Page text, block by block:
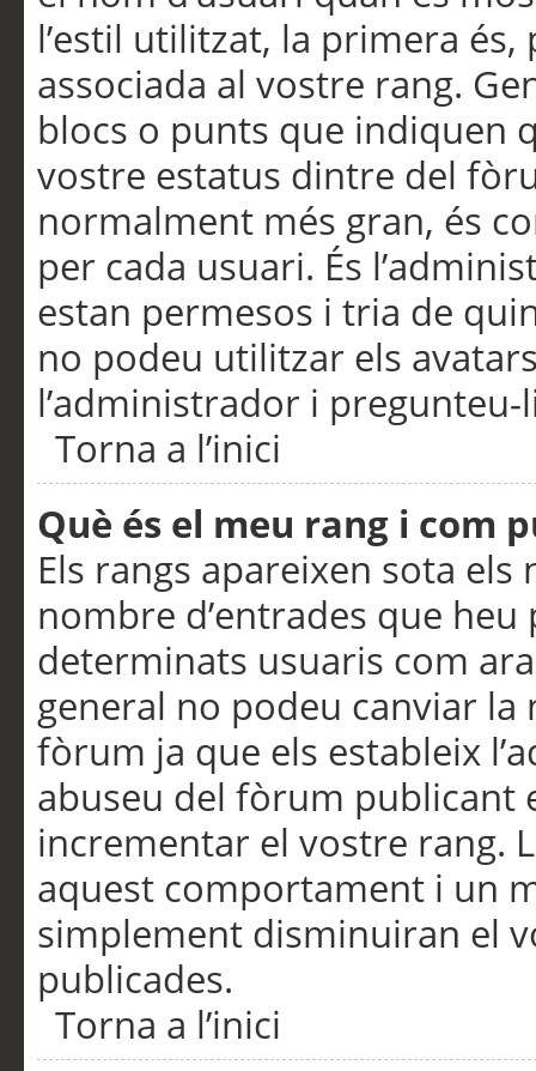
l’estil utilitzat, la primera
associada al vostre rang.
blocs o punts que indiquen
vostre estatus dintre del
normalment més gran, és
per cada usuari. És
estan permesos i tria de
no podeu utilitzar els
l’administrador i pregunteu-
Torna a l’inici
Què és el meu rang i com
Els rangs apareixen sota
nombre d’entrades que
determinats usuaris com
general no podeu canviar
fòrum ja que els estableix
abuseu del fòrum publicant
incrementar el vostre rang.
aquest comportament i un
simplement disminuiran el
publicades.
Torna a l’inici